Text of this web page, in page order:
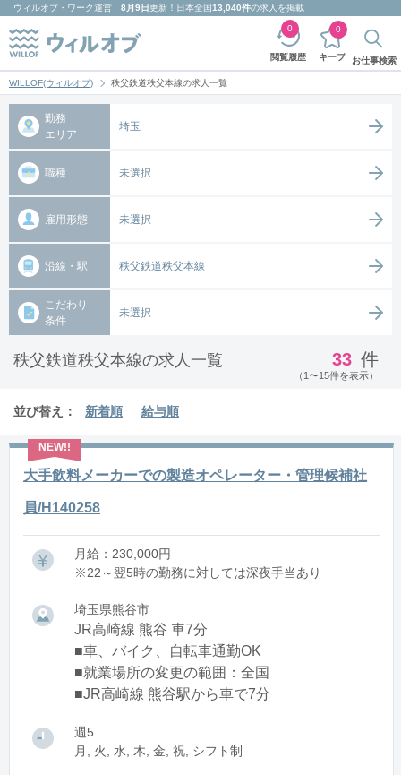
ウィルオブ・ワーク運営 8月9日更新！日本全国13,040件の求人を掲載
閲覧履歴
0
キープ
0
お仕事検索
WILLOF(ウィルオブ) 秩父鉄道秩父本線の求人一覧
勤務
エリア
埼玉
職種 未選択
雇用形態 未選択
沿線・駅 秩父鉄道秩父本線
こだわり
条件
未選択
秩父鉄道秩父本線の求人一覧 33 件
（1〜15件を表示）
並び替え： 新着順 給与順
大手飲料メーカーでの製造オペレーター・管理候補社
員/H140258
月給：230,000円
※22～翌5時の勤務に対しては深夜手当あり
埼玉県熊谷市
JR高崎線 熊谷 車7分
■車、バイク、自転車通勤OK
■就業場所の変更の範囲：全国
■JR高崎線 熊谷駅から車で7分
週5
月, 火, 水, 木, 金, 祝, シフト制